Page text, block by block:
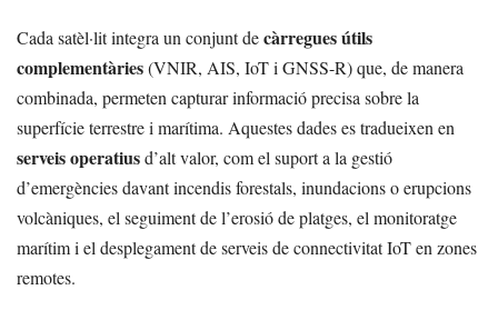
Cada satèl·lit integra un conjunt decàrregues útils
complementàries(VNIR, AIS, IoT i GNSS-R) que, de manera
combinada, permeten capturar informació precisa sobre la
superfície terrestre i marítima. Aquestes dades es tradueixen en
serveis operatiusd’alt valor, com el suport a la gestió
d’emergències davant incendis forestals, inundacions o erupcions
volcàniques, el seguiment de l’erosió de platges, el monitoratge
marítim i el desplegament de serveis de connectivitat IoT en zones
remotes.